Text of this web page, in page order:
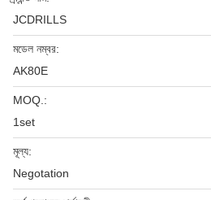
JCDRILLS
মডেল নম্বর:
AK80E
MOQ.:
1set
মূল্য:
Negotation